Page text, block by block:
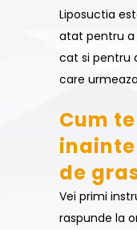
Liposuctia
atat pentru a
cat si pentru
care
Cum
de
Vei primi
raspunde la